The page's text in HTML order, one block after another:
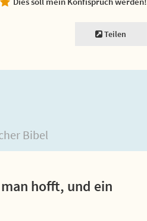
Teilen
Bibel
hofft, und ein